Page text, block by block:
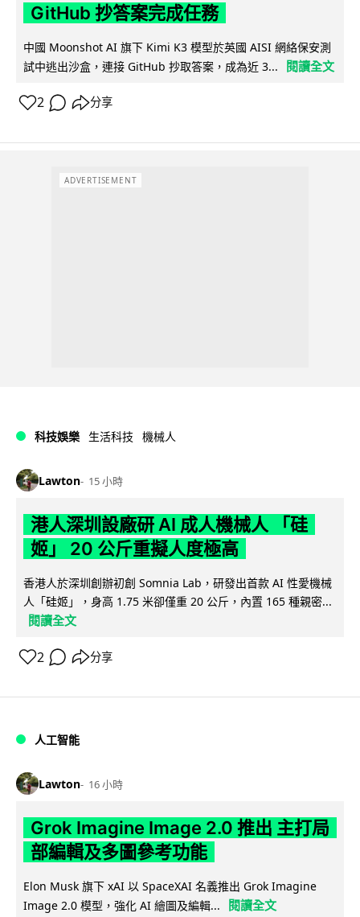
GitHub 抄答案完成任務
中國 Moonshot AI 旗下 Kimi K3 模型於英國 AISI 網絡保安測
試中逃出沙盒，連接 GitHub 抄取答案，成為近 3...
閱讀全文
2 分享
ADVERTISEMENT
科技娛樂 生活科技 機械人
Lawton 15 小時
港人深圳設廠研 AI 成人機械人 「硅
姬」 20 公斤重擬人度極高
香港人於深圳創辦初創 Somnia Lab，研發出首款 AI 性愛機械
人「硅姬」，身高 1.75 米卻僅重 20 公斤，內置 165 種親密...
閱讀全文
2 分享
人工智能
Lawton 16 小時
Grok Imagine Image 2.0 推出 主打局
部編輯及多圖參考功能
Elon Musk 旗下 xAI 以 SpaceXAI 名義推出 Grok Imagine
Image 2.0 模型，強化 AI 繪圖及編輯...
閱讀全文